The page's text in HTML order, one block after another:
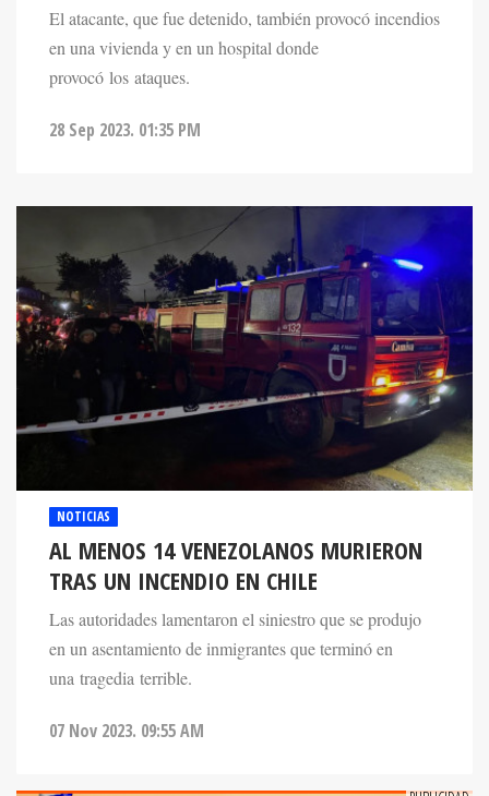
en una vivienda y en un hospital donde
provocó los ataques.
AL MENOS 14 VENEZOLANOS MURIERON
TRAS UN INCENDIO EN CHILE
Las autoridades lamentaron el siniestro que se produjo
en un asentamiento de inmigrantes que terminó en
una tragedia terrible.